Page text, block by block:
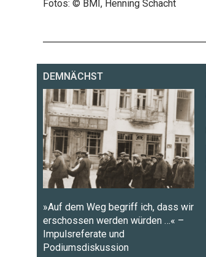
Fotos: © BMI, Henning Schacht
DEMNÄCHST
»Auf dem Weg begriff ich, dass wir
erschossen werden würden …« –
Impulsreferate und
Podiumsdiskussion